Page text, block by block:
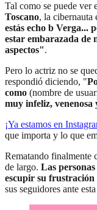
Tal como se puede ver
Toscano, la cibernauta
estás echo b Verga...
estar embarazada de
aspectos".
Pero lo actriz no se
respondió diciendo, "
como (nombre de
muy infeliz,
¡Ya estamos en
que importa y lo que
Rematando finalmente
de largo. Las
escupir su frustración
sus seguidores ante